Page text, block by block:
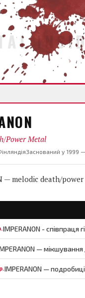
Power Metal
Заснований у 1999
— melodic death/
IMPERANON - співпраця
—
IMPERANON — подробиці